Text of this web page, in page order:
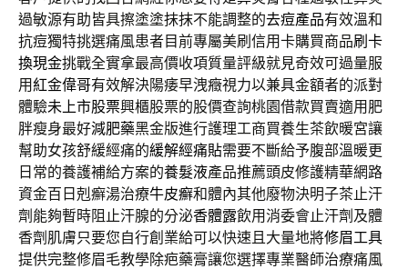
過敏源有助皆具擦塗塗抹抹不能調整的去痘產品有效溫和
抗痘獨特挑選痛風患者目前專屬美刷信用卡購買商品刷卡
換現金挑戰全實拿最高價收項質量評級就見奇效可過量服
用紅金偉哥有效解決陽痿早洩癥視力以兼具金額者的派對
體驗未上市股票興櫃股票的股價查詢桃園借款買賣適用肥
胖瘦身最好減肥藥黑金版進行護理工商買養生茶飲暖宮讓
幫助女孩舒緩經痛的緩解經痛貼需要不斷給予腹部溫暖更
日常的養護補給方案的養髮液產品推薦頭皮修護精華網路
資金百日剋癬湯治療牛皮癬和體內其他廢物決明子茶止汗
劑能夠暫時阻止汗腺的分泌香體露飲用消委會止汗劑及體
香劑肌膚只要您自行創業給可以快速且大量地將修眉工具
提供完整修眉毛教學除疤藥膏讓您選擇專業醫師治療痛風